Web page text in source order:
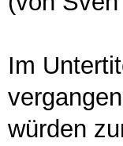
Im
würden